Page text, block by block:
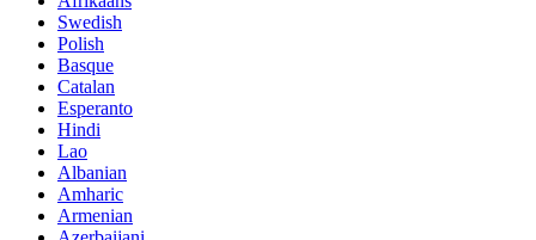
Swedish
Polish
Basque
Catalan
Esperanto
Hindi
Lao
Albanian
Amharic
Armenian